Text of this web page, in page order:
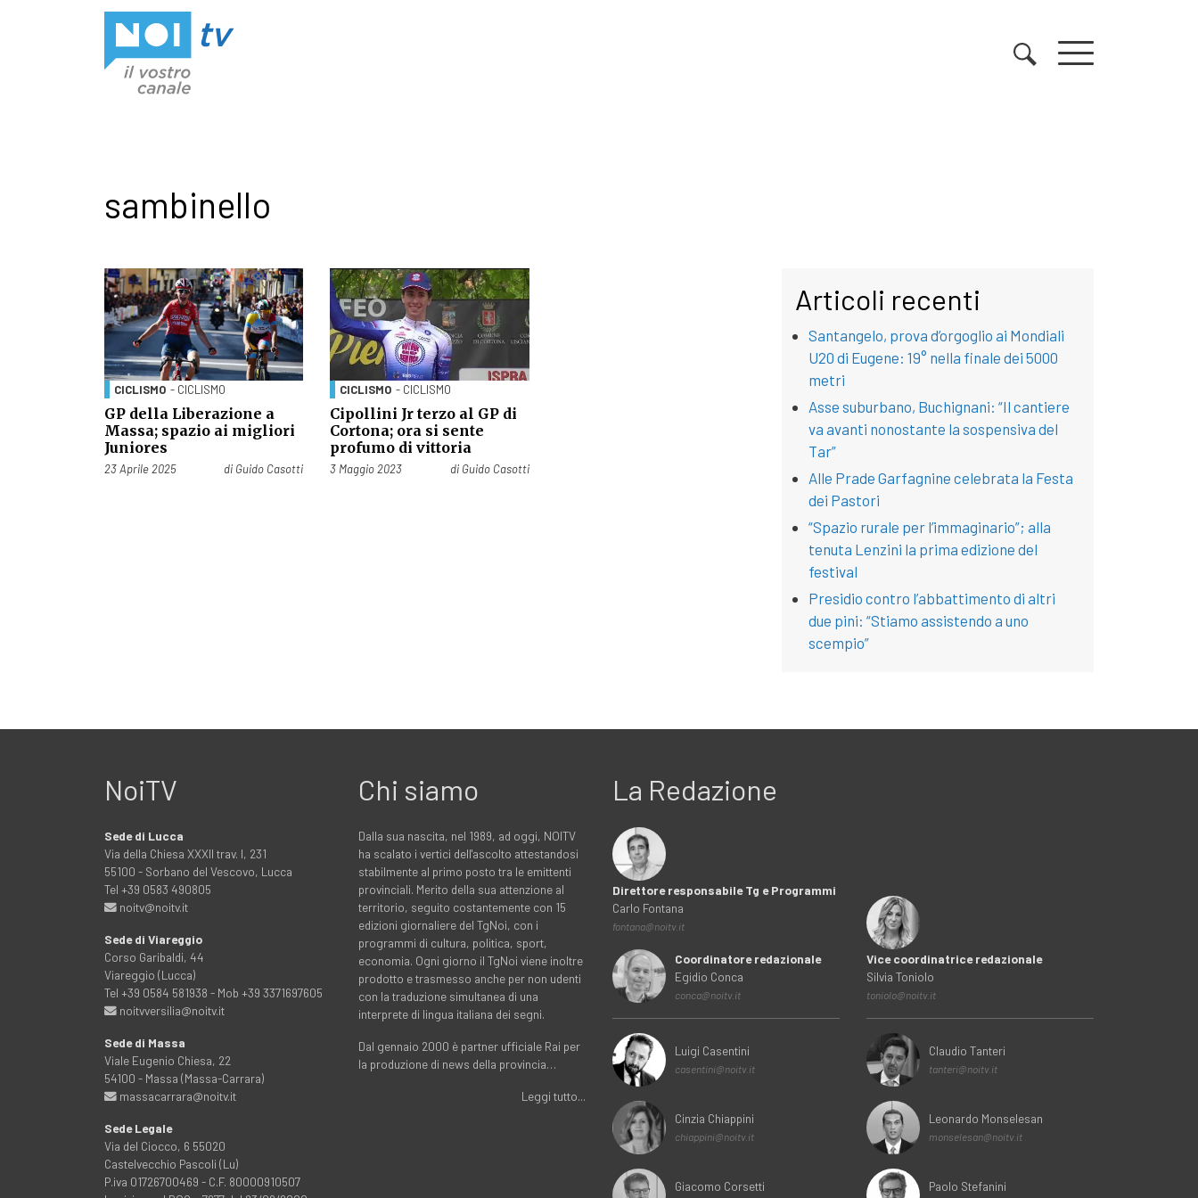
sambinello
CICLISMO - CICLISMO
GP della Liberazione a
Massa; spazio ai migliori
Juniores
Pubblicato il
23 Aprile 2025 di Guido Casotti
CICLISMO - CICLISMO
Cipollini Jr terzo al GP di
Cortona; ora si sente
profumo di vittoria
Pubblicato il
3 Maggio 2023 di Guido Casotti
Articoli recenti
Santangelo, prova d’orgoglio ai Mondiali
U20 di Eugene: 19° nella finale dei 5000
metri
Asse suburbano, Buchignani: “Il cantiere
va avanti nonostante la sospensiva del
Tar”
Alle Prade Garfagnine celebrata la Festa
dei Pastori
“Spazio rurale per l’immaginario”; alla
tenuta Lenzini la prima edizione del
festival
Presidio contro l’abbattimento di altri
due pini: “Stiamo assistendo a uno
scempio”
NoiTV
Sede di Lucca
Via della Chiesa XXXII trav. I, 231
55100 - Sorbano del Vescovo, Lucca
Tel +39 0583 490805
noitv@noitv.it
Sede di Viareggio
Corso Garibaldi, 44
Viareggio (Lucca)
Tel +39 0584 581938 - Mob +39 3371697605
noitvversilia@noitv.it
Sede di Massa
Viale Eugenio Chiesa, 22
54100 - Massa (Massa-Carrara)
massacarrara@noitv.it
Sede Legale
Via del Ciocco, 6 55020
Castelvecchio Pascoli (Lu)
P.iva 01726700469 - C.F. 80000910507
Chi siamo
Dalla sua nascita, nel 1989, ad oggi, NOITV
ha scalato i vertici dell'ascolto attestandosi
stabilmente al primo posto tra le emittenti
provinciali. Merito della sua attenzione al
territorio, seguito costantemente con 15
edizioni giornaliere del TgNoi, con i
programmi di cultura, politica, sport,
economia. Ogni giorno il TgNoi viene inoltre
prodotto e trasmesso anche per non udenti
con la traduzione simultanea di una
interprete di lingua italiana dei segni.
Dal gennaio 2000 è partner ufficiale Rai per
la produzione di news della provincia…
Leggi tutto...
La Redazione
Direttore responsabile Tg e Programmi
Carlo Fontana
fontana@noitv.it
Coordinatore redazionale
Egidio Conca
conca@noitv.it
Luigi Casentini
casentini@noitv.it
Cinzia Chiappini
chiappini@noitv.it
Giacomo Corsetti
Vice coordinatrice redazionale
Silvia Toniolo
toniolo@noitv.it
Claudio Tanteri
tanteri@noitv.it
Leonardo Monselesan
monselesan@noitv.it
Paolo Stefanini